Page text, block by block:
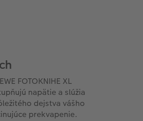
FOTOKNIHE XL
napätie a slúžia
dejstva vášho
prekvapenie.